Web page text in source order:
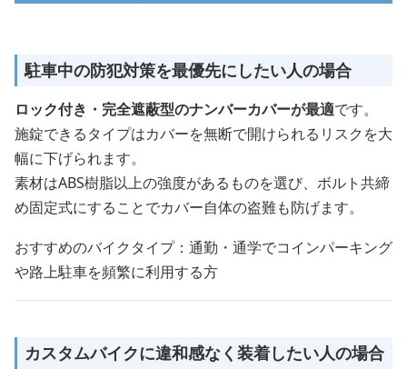
駐車中の防犯対策を最優先にしたい人の場合
ロック付き・完全遮蔽型のナンバーカバーが最適です。
施錠できるタイプはカバーを無断で開けられるリスクを大
幅に下げられます。
素材はABS樹脂以上の強度があるものを選び、ボルト共締
め固定式にすることでカバー自体の盗難も防げます。
おすすめのバイクタイプ：通勤・通学でコインパーキング
や路上駐車を頻繁に利用する方
カスタムバイクに違和感なく装着したい人の場合